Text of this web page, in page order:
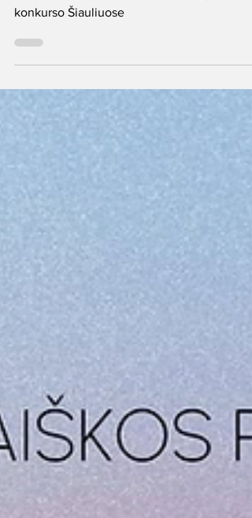
konkurso Šiauliuose
Kvietimas skulptoriams dėl meninių akcentų
konkurso Šiauliuose